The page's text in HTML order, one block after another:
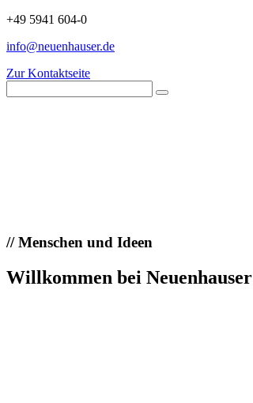
+49 5941 604-0
info@neuenhauser.de
Zur Kontaktseite
//Menschen und Ideen
Willkommen bei Neuenhauser